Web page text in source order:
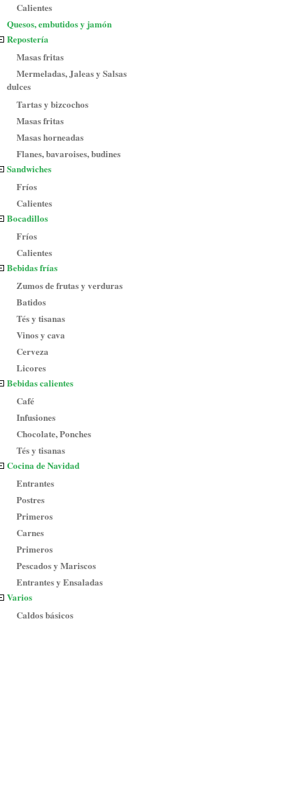
Calientes
Quesos, embutidos y jamón
Repostería
Masas fritas
Mermeladas, Jaleas y Salsas
dulces
Tartas y bizcochos
Masas fritas
Masas horneadas
Flanes, bavaroises, budines
Sandwiches
Fríos
Calientes
Bocadillos
Fríos
Calientes
Bebidas frías
Zumos de frutas y verduras
Batidos
Tés y tisanas
Vinos y cava
Cerveza
Licores
Bebidas calientes
Café
Infusiones
Chocolate, Ponches
Tés y tisanas
Cocina de Navidad
Entrantes
Postres
Primeros
Carnes
Primeros
Pescados y Mariscos
Entrantes y Ensaladas
Varios
Caldos básicos